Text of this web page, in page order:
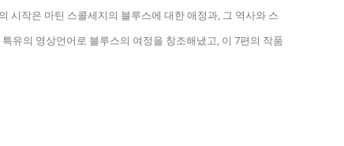
시작은 마틴 스콜세지의 블루스에 대한 애정과, 그 역사와 스
유의 영상언어로 블루스의 여정을 창조해냈고, 이 7편의 작품